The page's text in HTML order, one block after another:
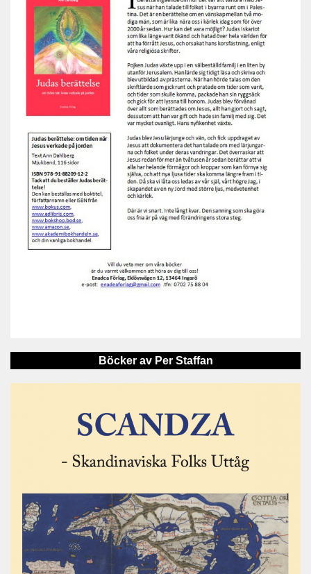
Böcker av Per Staffan